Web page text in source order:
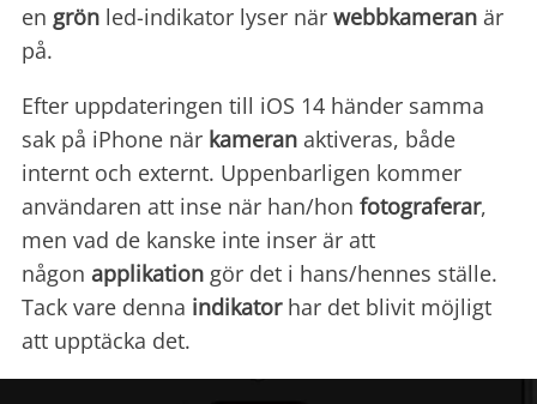
en grön led-indikator lyser när webbkameran är
på.
Efter uppdateringen till iOS 14 händer samma
sak på iPhone när kameran aktiveras, både
internt och externt. Uppenbarligen kommer
användaren att inse när han/hon fotograferar,
men vad de kanske inte inser är att
någon applikation gör det i hans/hennes ställe.
Tack vare denna indikator har det blivit möjligt
att upptäcka det.